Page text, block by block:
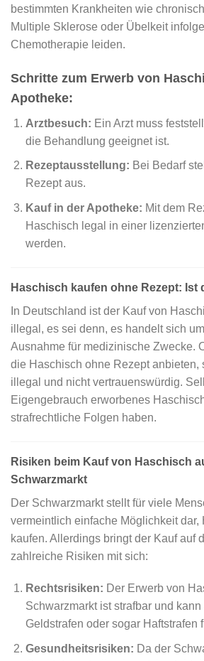
bestimmten Krankheiten wie
Multiple Sklerose oder Übelkeit
Chemotherapie leiden.
Schritte zum Erwerb von
Apotheke:
Arztbesuch: Ein Arzt muss
die Behandlung geeignet ist.
Rezeptausstellung: Bei Bedarf
Rezept aus.
Kauf in der Apotheke: Mit dem
Haschisch legal in einer
werden.
Haschisch kaufen ohne Rezept: Ist
In Deutschland ist der Kauf von
illegal, es sei denn, es handelt sich
Ausnahme für medizinische Zwecke.
die Haschisch ohne Rezept anbieten,
illegal und nicht vertrauenswürdig.
Eigengebrauch erworbenes
strafrechtliche Folgen haben.
Risiken beim Kauf von Haschisch
Schwarzmarkt
Der Schwarzmarkt stellt für viele
vermeintlich einfache Möglichkeit dar,
kaufen. Allerdings bringt der Kauf auf
zahlreiche Risiken mit sich:
Rechtsrisiken: Der Erwerb von
Schwarzmarkt ist strafbar und kann
Geldstrafen oder sogar Haftstrafen
Gesundheitsrisiken: Da der